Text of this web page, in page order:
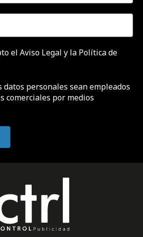
el Aviso Legal y la Política de
datos personales sean empleados
comerciales por medios